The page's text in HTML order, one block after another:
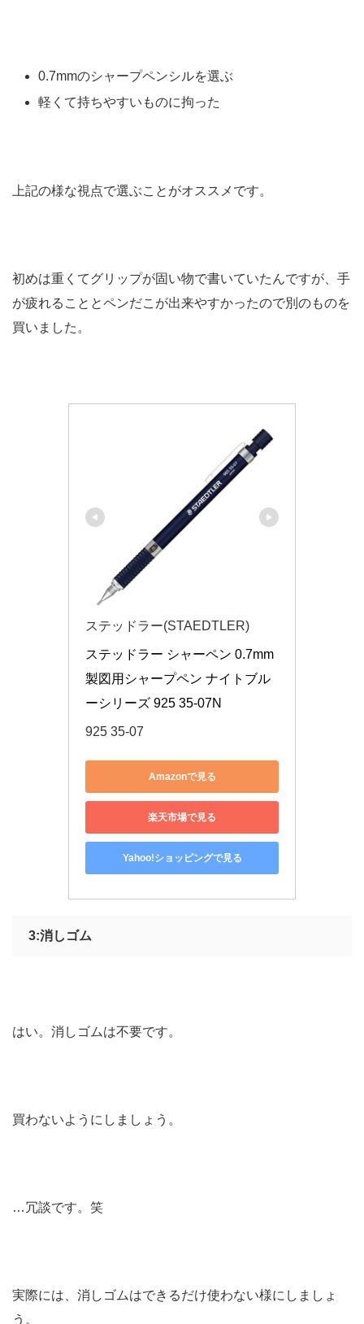
0.7mmのシャープペンシルを選ぶ
軽くて持ちやすいものに拘った
上記の様な視点で選ぶことがオススメです。
初めは重くてグリップが固い物で書いていたんですが、手
が疲れることとペンだこが出来やすかったので別のものを
買いました。
ステッドラー(STAEDTLER)
ステッドラー シャーペン 0.7mm
製図用シャープペン ナイトブル
ーシリーズ 925 35-07N
925 35-07
Amazonで見る
楽天市場で見る
Yahoo!ショッピングで見る
3:消しゴム
はい。消しゴムは不要です。
買わないようにしましょう。
…冗談です。笑
実際には、消しゴムはできるだけ使わない様にしましょ
う。